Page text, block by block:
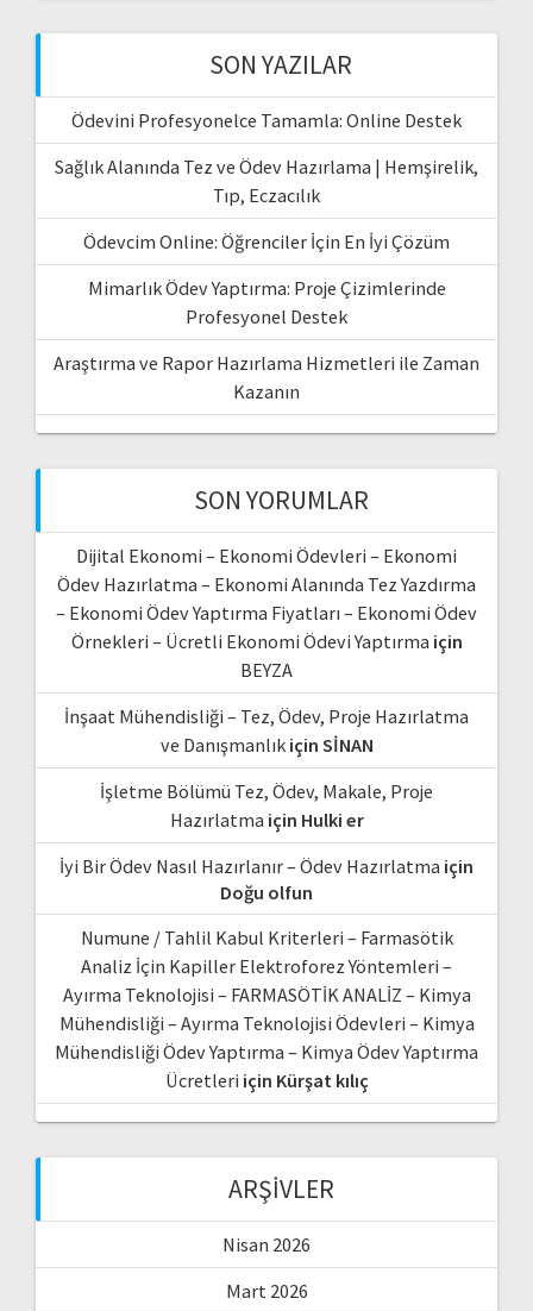
SON YAZILAR
Ödevini Profesyonelce Tamamla: Online Destek
Sağlık Alanında Tez ve Ödev Hazırlama | Hemşirelik,
Tıp, Eczacılık
Ödevcim Online: Öğrenciler İçin En İyi Çözüm
Mimarlık Ödev Yaptırma: Proje Çizimlerinde
Profesyonel Destek
Araştırma ve Rapor Hazırlama Hizmetleri ile Zaman
Kazanın
SON YORUMLAR
Dijital Ekonomi – Ekonomi Ödevleri – Ekonomi
Ödev Hazırlatma – Ekonomi Alanında Tez Yazdırma
– Ekonomi Ödev Yaptırma Fiyatları – Ekonomi Ödev
Örnekleri – Ücretli Ekonomi Ödevi Yaptırma için
BEYZA
İnşaat Mühendisliği – Tez, Ödev, Proje Hazırlatma
ve Danışmanlıkiçin SİNAN
İşletme Bölümü Tez, Ödev, Makale, Proje
Hazırlatma için Hulki er
İyi Bir Ödev Nasıl Hazırlanır – Ödev Hazırlatma için
Doğu olfun
Numune / Tahlil Kabul Kriterleri – Farmasötik
Analiz İçin Kapiller Elektroforez Yöntemleri –
Ayırma Teknolojisi – FARMASÖTİK ANALİZ – Kimya
Mühendisliği – Ayırma Teknolojisi Ödevleri – Kimya
Mühendisliği Ödev Yaptırma – Kimya Ödev Yaptırma
Ücretleri için Kürşat kılıç
ARŞIVLER
Nisan 2026
Mart 2026